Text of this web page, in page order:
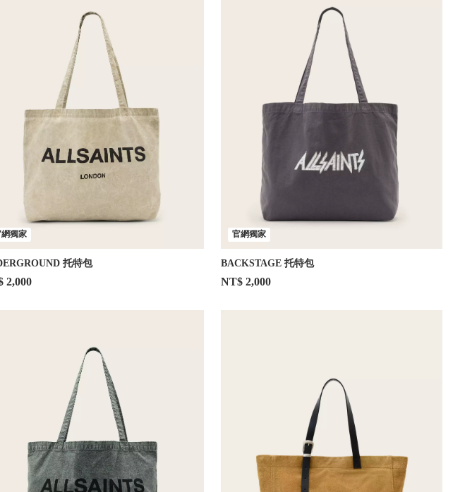
網獨家
托特包
2,000
官網獨家
BACKSTAGE 托特包
NT$ 2,000